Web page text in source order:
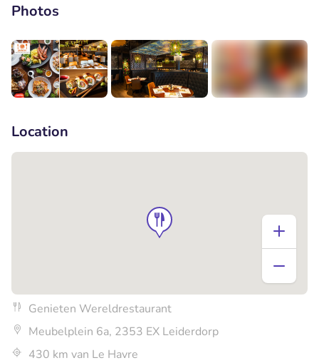
Photos
Location
Genieten Wereldrestaurant
Meubelplein 6a, 2353 EX Leiderdorp
430 km van Le Havre